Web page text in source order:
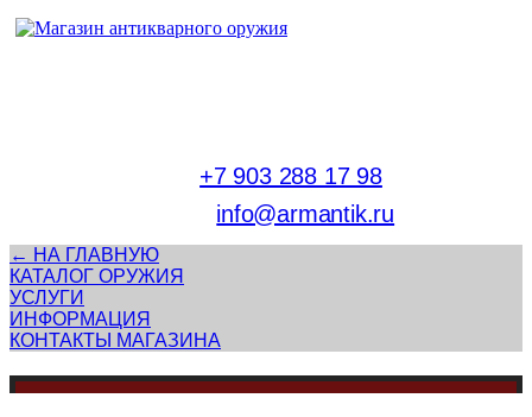
+7 903 288 17 98
info@armantik.ru
← НА ГЛАВНУЮ
КАТАЛОГ ОРУЖИЯ
УСЛУГИ
ИНФОРМАЦИЯ
КОНТАКТЫ МАГАЗИНА